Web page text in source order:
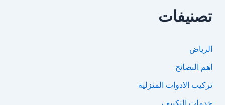
تصنيفات
الرياض
اهم النصائح
تركيب الادوات المنزلية